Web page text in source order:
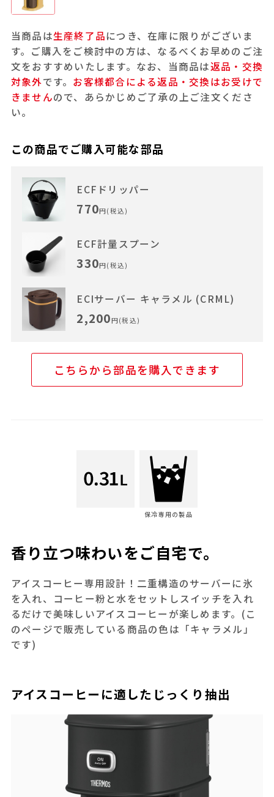
当商品は生産終了品につき、在庫に限りがございま
す。ご購入をご検討中の方は、なるべくお早めのご注
文をおすすめいたします。なお、当商品は返品・交換
対象外です。 お客様都合による返品・交換はお受けで
きませんので、あらかじめご了承の上ご注文くださ
い。
この商品でご購入可能な部品
ECFドリッパー
770円(税込)
ECF計量スプーン
330円(税込)
ECIサーバー キャラメル (CRML)
2,200円(税込)
こちらから部品を購入できます
保冷専用の製品
香り立つ味わいをご自宅で。
アイスコーヒー専用設計！二重構造のサーバーに氷
を入れ、コーヒー粉と水をセットしスイッチを入れ
るだけで美味しいアイスコーヒーが楽しめます。(こ
のページで販売している商品の色は「キャラメル」
です)
アイスコーヒーに適したじっくり抽出